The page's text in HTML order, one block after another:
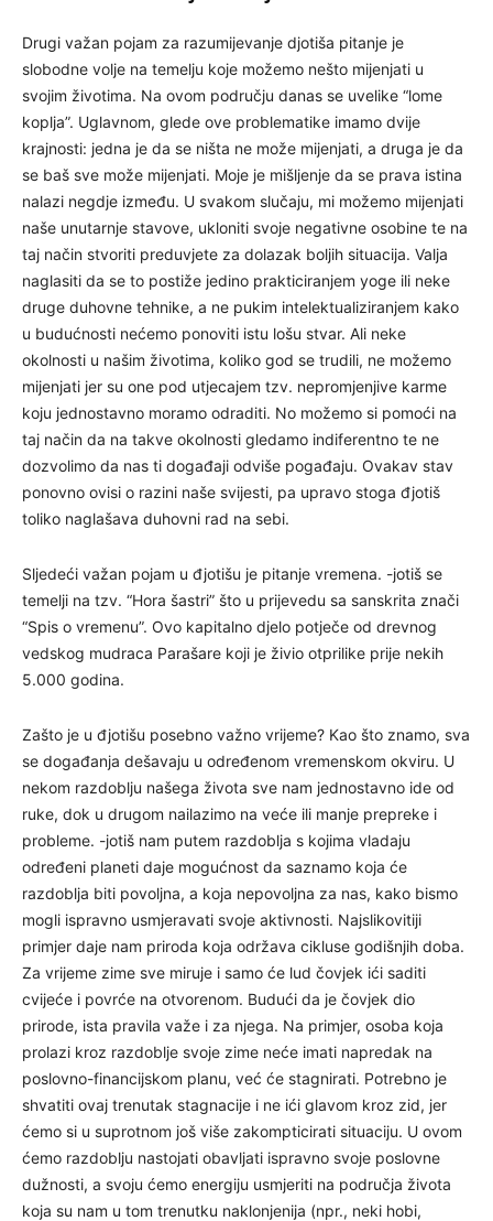
Drugi važan pojam za razumijevanje djotiša pitanje je
slobodne volje na temelju koje možemo nešto mijenjati u
svojim životima. Na ovom području danas se uvelike “lome
koplja”. Uglavnom, glede ove problematike imamo dvije
krajnosti: jedna je da se ništa ne može mijenjati, a druga je da
se baš sve može mijenjati. Moje je mišljenje da se prava istina
nalazi negdje između. U svakom slučaju, mi možemo mijenjati
naše unutarnje stavove, ukloniti svoje negativne osobine te na
taj način stvoriti preduvjete za dolazak boljih situacija. Valja
naglasiti da se to postiže jedino prakticiranjem yoge ili neke
druge duhovne tehnike, a ne pukim intelektualiziranjem kako
u budućnosti nećemo ponoviti istu lošu stvar. Ali neke
okolnosti u našim životima, koliko god se trudili, ne možemo
mijenjati jer su one pod utjecajem tzv. nepromjenjive karme
koju jednostavno moramo odraditi. No možemo si pomoći na
taj način da na takve okolnosti gledamo indiferentno te ne
dozvolimo da nas ti događaji odviše pogađaju. Ovakav stav
ponovno ovisi o razini naše svijesti, pa upravo stoga đjotiš
toliko naglašava duhovni rad na sebi.
Sljedeći važan pojam u đjotišu je pitanje vremena. -jotiš se
temelji na tzv. “Hora šastri” što u prijevedu sa sanskrita znači
“Spis o vremenu”. Ovo kapitalno djelo potječe od drevnog
vedskog mudraca Parašare koji je živio otprilike prije nekih
5.000 godina.
Zašto je u đjotišu posebno važno vrijeme? Kao što znamo, sva
se događanja dešavaju u određenom vremenskom okviru. U
nekom razdoblju našega života sve nam jednostavno ide od
ruke, dok u drugom nailazimo na veće ili manje prepreke i
probleme. -jotiš nam putem razdoblja s kojima vladaju
određeni planeti daje mogućnost da saznamo koja će
razdoblja biti povoljna, a koja nepovoljna za nas, kako bismo
mogli ispravno usmjeravati svoje aktivnosti. Najslikovitiji
primjer daje nam priroda koja održava cikluse godišnjih doba.
Za vrijeme zime sve miruje i samo će lud čovjek ići saditi
cvijeće i povrće na otvorenom. Budući da je čovjek dio
prirode, ista pravila važe i za njega. Na primjer, osoba koja
prolazi kroz razdoblje svoje zime neće imati napredak na
poslovno-financijskom planu, već će stagnirati. Potrebno je
shvatiti ovaj trenutak stagnacije i ne ići glavom kroz zid, jer
ćemo si u suprotnom još više zakompticirati situaciju. U ovom
ćemo razdoblju nastojati obavljati ispravno svoje poslovne
dužnosti, a svoju ćemo energiju usmjeriti na područja života
koja su nam u tom trenutku naklonjenija (npr., neki hobi,